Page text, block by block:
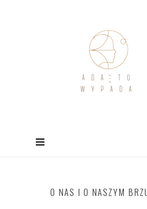
O NAS I O NASZYM